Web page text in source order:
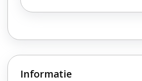
Informatie